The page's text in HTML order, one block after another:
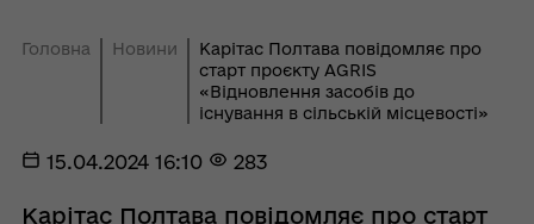
Головна Новини
Карітас Полтава повідомляє про
старт проєкту AGRIS
«Відновлення засобів до
існування в сільській місцевості»
15.04.2024 16:10 283
Карітас Полтава повідомляє про старт